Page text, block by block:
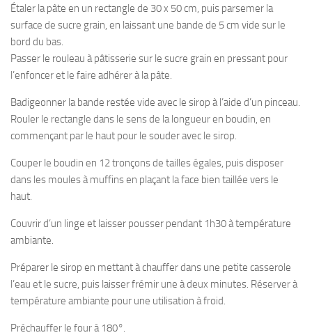
Étaler la pâte en un rectangle de 30 x 50 cm, puis parsemer la
surface de sucre grain, en laissant une bande de 5 cm vide sur le
bord du bas.
Passer le rouleau à pâtisserie sur le sucre grain en pressant pour
l’enfoncer et le faire adhérer à la pâte.
Badigeonner la bande restée vide avec le sirop à l’aide d’un pinceau.
Rouler le rectangle dans le sens de la longueur en boudin, en
commençant par le haut pour le souder avec le sirop.
Couper le boudin en 12 tronçons de tailles égales, puis disposer
dans les moules à muffins en plaçant la face bien taillée vers le
haut.
Couvrir d’un linge et laisser pousser pendant 1h30 à température
ambiante.
Préparer le sirop en mettant à chauffer dans une petite casserole
l’eau et le sucre, puis laisser frémir une à deux minutes. Réserver à
température ambiante pour une utilisation à froid.
Préchauffer le four à 180°.